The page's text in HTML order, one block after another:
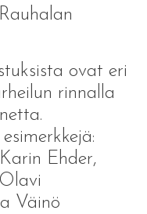
ovat eri
rinnalla
Ehder,
Väinö